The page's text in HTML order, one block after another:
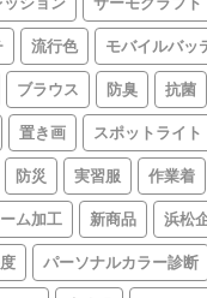
流行色 モバイルバッ
ブラウス 防臭 抗菌
置き画 スポットライト
防災 実習服 作業着
ム加工 新商品 浜松
パーソナルカラー診断